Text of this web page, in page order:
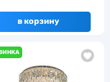
в корзину